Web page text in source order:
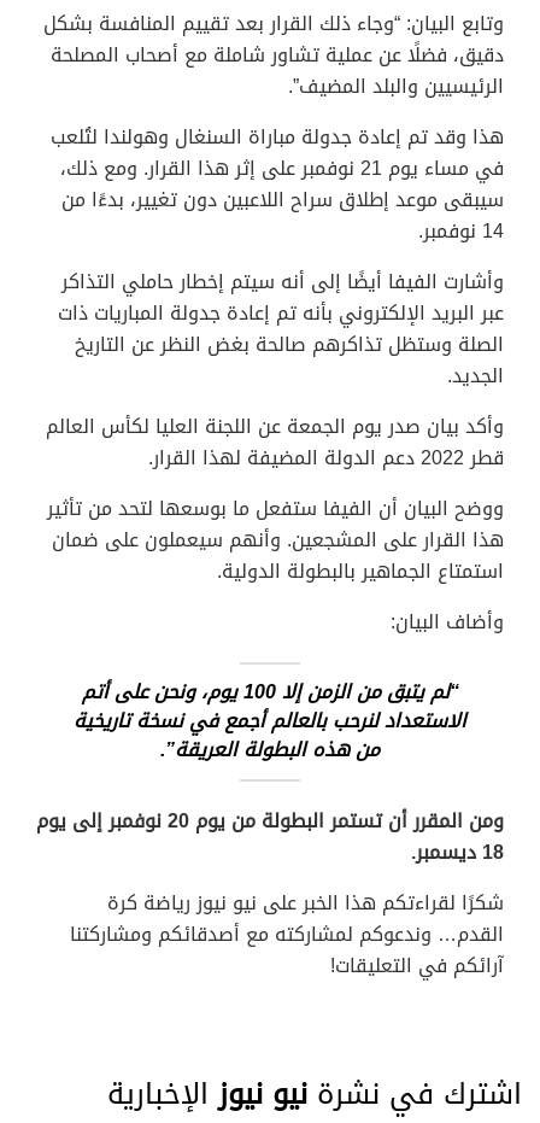
وتابع البيان: “وجاء ذلك القرار بعد تقييم المنافسة بشكل
دقيق، فضلًا عن عملية تشاور شاملة مع أصحاب المصلحة
الرئيسيين والبلد المضيف”.
هذا وقد تم إعادة جدولة مباراة السنغال وهولندا لتُلعب
في مساء يوم 21 نوفمبر على إثر هذا القرار. ومع ذلك،
سيبقى موعد إطلاق سراح اللاعبين دون تغيير، بدءًا من
14 نوفمبر.
وأشارت الفيفا أيضًا إلى أنه سيتم إخطار حاملي التذاكر
عبر البريد الإلكتروني بأنه تم إعادة جدولة المباريات ذات
الصلة وستظل تذاكرهم صالحة بغض النظر عن التاريخ
الجديد.
وأكد بيان صدر يوم الجمعة عن اللجنة العليا لكأس العالم
قطر 2022 دعم الدولة المضيفة لهذا القرار.
ووضح البيان أن الفيفا ستفعل ما بوسعها لتحد من تأثير
هذا القرار على المشجعين. وأنهم سيعملون على ضمان
استمتاع الجماهير بالبطولة الدولية.
وأضاف البيان:
“لم يتبق من الزمن إلا 100 يوم، ونحن على أتم
الاستعداد لنرحب بالعالم أجمع في نسخة تاريخية
من هذه البطولة العريقة”.
ومن المقرر أن تستمر البطولة من يوم 20 نوفمبر إلى يوم
18 ديسمبر.
شكرًا لقراءتكم هذا الخبر على نيو نيوز رياضة كرة
القدم… وندعوكم لمشاركته مع أصدقائكم ومشاركتنا
آرائكم في التعليقات!
اشترك في نشرةنيو نيوزالإخبارية